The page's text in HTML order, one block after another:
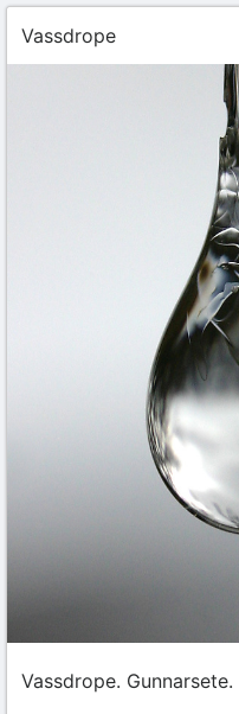
Vassdrope
Vassdrope. Gunnarsete.